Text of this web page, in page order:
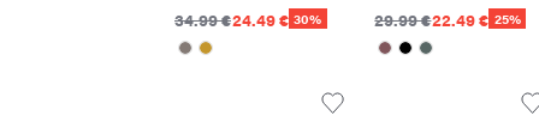
34.99 €24.49 € 30% 29.99 €22.49 € 25%